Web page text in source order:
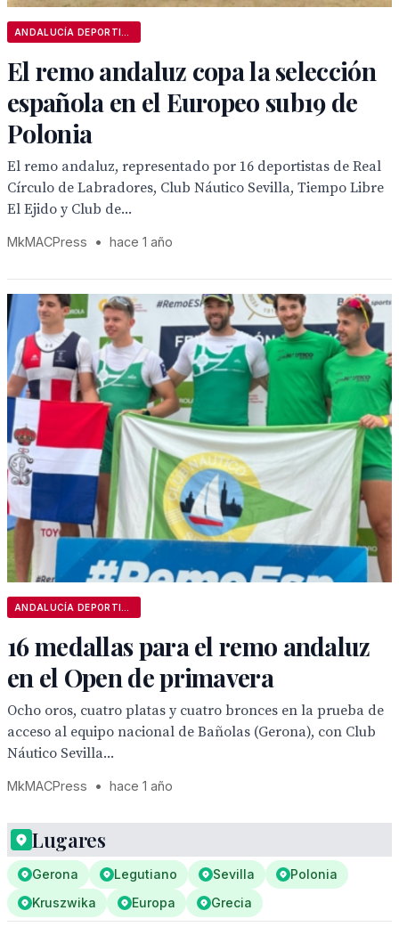
El remo andaluz copa la selección
española en el Europeo sub19 de
Polonia
El remo andaluz, representado por 16 deportistas de Real
Círculo de Labradores, Club Náutico Sevilla, Tiempo Libre
El Ejido y Club de...
MkMACPress • hace 1 año
16 medallas para el remo andaluz
en el Open de primavera
Ocho oros, cuatro platas y cuatro bronces en la prueba de
acceso al equipo nacional de Bañolas (Gerona), con Club
Náutico Sevilla...
MkMACPress • hace 1 año
Lugares
Gerona Legutiano Sevilla
Polonia
Kruszwika
Europa Grecia